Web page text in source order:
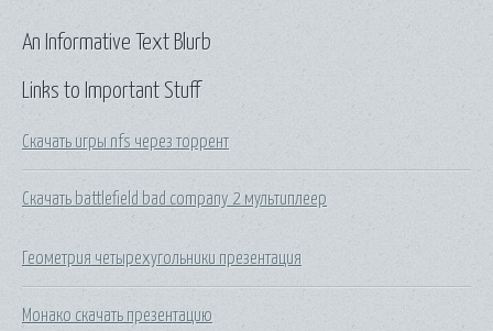
Links to Important Stuff
Скачать игры nfs через торрент
Скачать battlefield bad company 2 мультиплеер
Геометрия четырехугольники презентация
Монако скачать презентацию
An Informative Text Blurb